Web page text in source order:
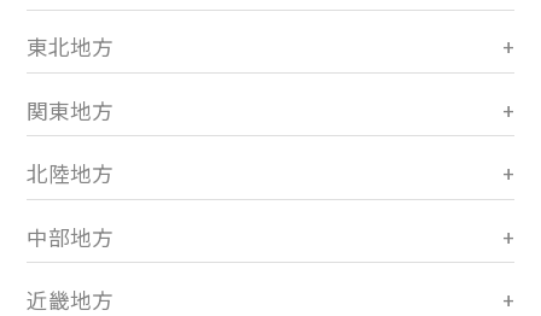
東北地方
関東地方
北陸地方
中部地方
近畿地方